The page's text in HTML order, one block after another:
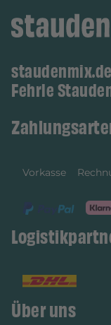
Fehrle
Vorkasse
Über uns